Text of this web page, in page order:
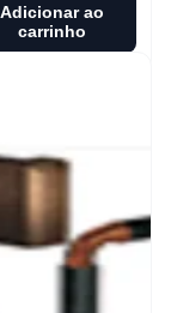
Adicionar ao
carrinho